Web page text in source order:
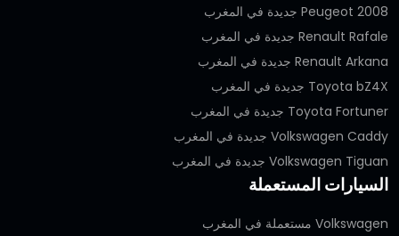
Peugeot 2008 جديدة في المغرب
Renault Rafale جديدة في المغرب
Renault Arkana جديدة في المغرب
Toyota bZ4X جديدة في المغرب
Toyota Fortuner جديدة في المغرب
Volkswagen Caddy جديدة في المغرب
Volkswagen Tiguan جديدة في المغرب
السيارات المستعملة
Volkswagen مستعملة في المغرب